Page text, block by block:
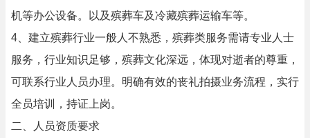
机等办公设备。以及殡葬车及冷藏殡葬运输车等。
4、建立殡葬行业一般人不熟悉，殡葬类服务需请专业人士
服务，行业知识足够，殡葬文化深远，体现对逝者的尊重，
可联系行业人员办理。明确有效的丧礼拍摄业务流程，实行
全员培训，持证上岗。
二、人员资质要求